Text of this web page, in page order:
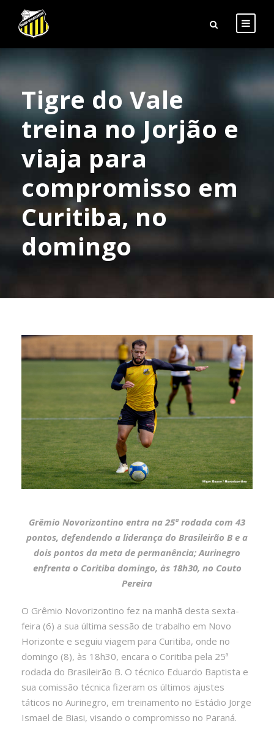
Tigre do Vale
treina no Jorjão e
viaja para
compromisso em
Curitiba, no
domingo
Grêmio Novorizontino entra na 25ª rodada com 43
pontos, defendendo a liderança do Brasileirão B e a
dois pontos da meta de permanência; Aurinegro
enfrenta o Coritiba domingo, às 18h30, no Couto
Pereira
O Grêmio Novorizontino fez na manhã desta sexta-
feira (6) a sua última sessão de trabalho em Novo
Horizonte e seguiu viagem para Curitiba, onde no
domingo (8), às 18h30, encara o Coritiba pela 25ª
rodada do Brasileirão B. O técnico Eduardo Baptista e
sua comissão técnica fizeram os últimos ajustes
táticos no Aurinegro, em treinamento no Estádio Jorge
Ismael de Biasi, visando o compromisso no Paraná.